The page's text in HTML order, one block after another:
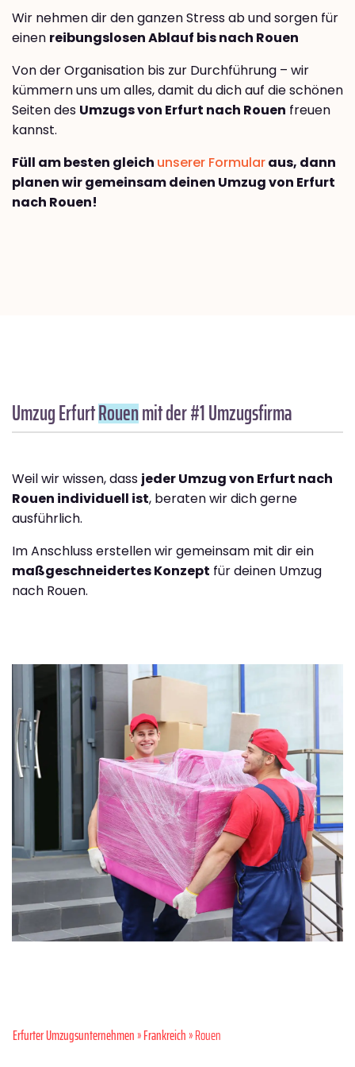
Wir nehmen dir den ganzen Stress ab und sorgen für
einen reibungslosen Ablauf bis nach Rouen
Von der Organisation bis zur Durchführung – wir
kümmern uns um alles, damit du dich auf die schönen
Seiten des Umzugs von Erfurt nach Rouen freuen
kannst.
Füll am besten gleich unserer Formularaus, dann
planen wir gemeinsam deinen Umzug von Erfurt
nach Rouen!
Umzug ErfurtRouenmit der #1 Umzugsfirma
Weil wir wissen, dass jeder Umzug von Erfurt nach
Rouen individuell ist, beraten wir dich gerne
ausführlich.
Im Anschluss erstellen wir gemeinsam mit dir ein
maßgeschneidertes Konzept für deinen Umzug
nach Rouen.
Erfurter Umzugsunternehmen»Frankreich» Rouen